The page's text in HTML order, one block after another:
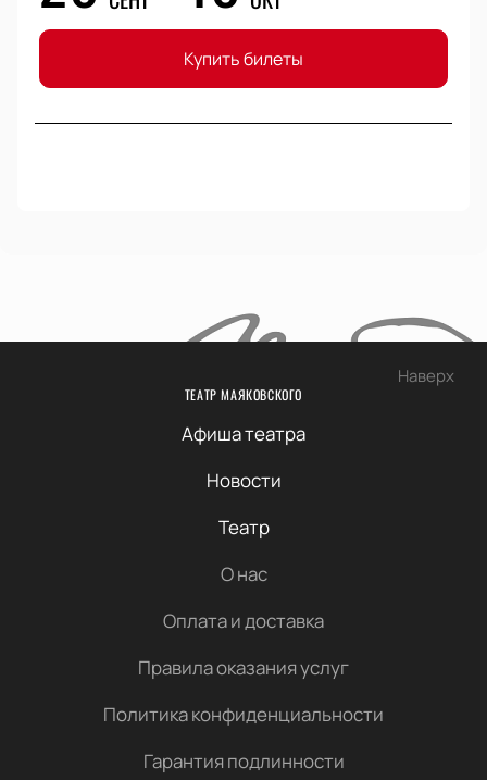
Купить билеты
Наверх
ТЕАТР МАЯКОВСКОГО
Афиша театра
Новости
Театр
О нас
Оплата и доставка
Правила оказания услуг
Политика конфиденциальности
Гарантия подлинности